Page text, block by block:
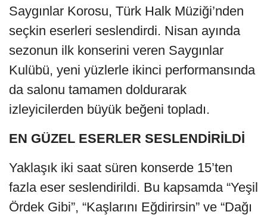
Saygınlar Korosu, Türk Halk Müziği’nden
seçkin eserleri seslendirdi. Nisan ayında
sezonun ilk konserini veren Saygınlar
Kulübü, yeni yüzlerle ikinci performansında
da salonu tamamen doldurarak
izleyicilerden büyük beğeni topladı.
EN GÜZEL ESERLER SESLENDİRİLDİ
Yaklaşık iki saat süren konserde 15’ten
fazla eser seslendirildi. Bu kapsamda “Yeşil
Ördek Gibi”, “Kaşlarını Eğdirirsin” ve “Dağı